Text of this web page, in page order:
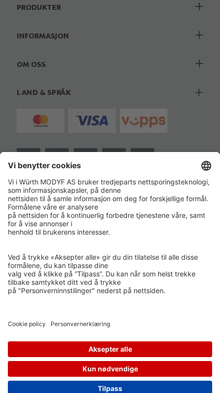
PRODUKTER
INFORMASJON
OM OSS
LAND & SPRÅK
ISO 14001
GRØNT PUNKT NORGE